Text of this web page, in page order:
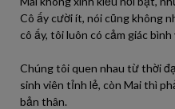
Cô ấy cười ít, nói cũng không
cô ấy, tôi luôn có cảm giác bình
Chúng tôi quen nhau từ thời
sinh viên tỉnh lẻ, còn Mai thì
bản thân.